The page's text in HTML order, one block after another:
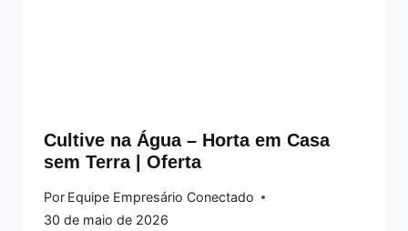
Cultive na Água – Horta em Casa
sem Terra | Oferta
Por Equipe Empresário Conectado
30 de maio de 2026